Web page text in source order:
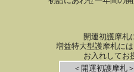
開運初護摩札
増益特大型護摩札に
お入れしてお
＜開運初護摩札＞